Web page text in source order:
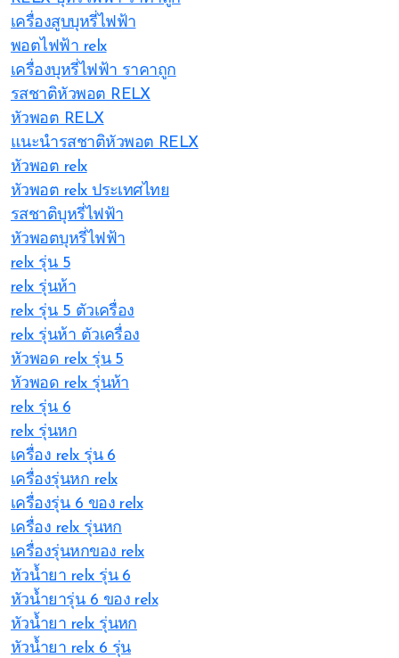
เครื่องสูบบุหรี่ไฟฟ้า
พอตไฟฟ้า relx
เครื่องบุหรี่ไฟฟ้า ราคาถูก
รสชาติหัวพอต RELX
หัวพอต RELX
แนะนำรสชาติหัวพอต RELX
หัวพอต relx
หัวพอต relx ประเทศไทย
รสชาติบุหรี่ไฟฟ้า
หัวพอตบุหรี่ไฟฟ้า
relx รุ่น 5
relx รุ่นห้า
relx รุ่น 5 ตัวเครื่อง
relx รุ่นห้า ตัวเครื่อง
หัวพอด relx รุ่น 5
หัวพอด relx รุ่นห้า
relx รุ่น 6
relx รุ่นหก
เครื่อง relx รุ่น 6
เครื่องรุ่นหก relx
เครื่องรุ่น 6 ของ relx
เครื่อง relx รุ่นหก
เครื่องรุ่นหกของ relx
หัวน้ำยา relx รุ่น 6
หัวน้ำยารุ่น 6 ของ relx
หัวน้ำยา relx รุ่นหก
หัวน้ำยา relx 6 รุ่น